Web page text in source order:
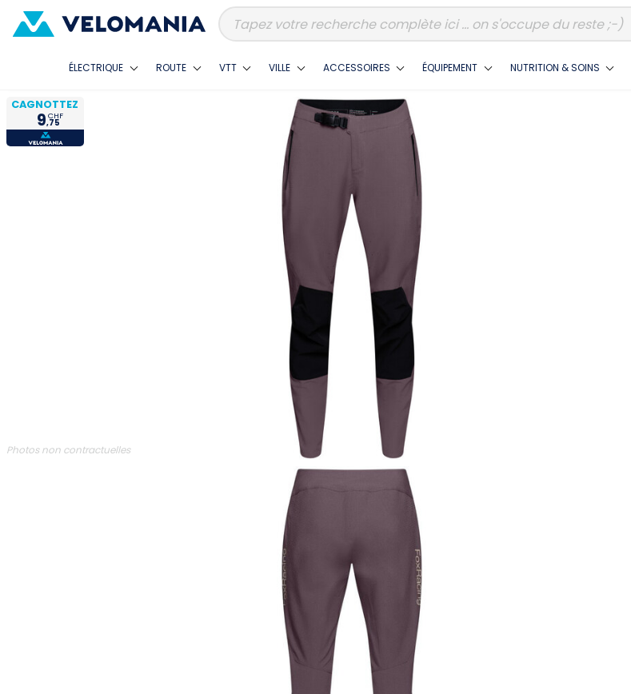
ÉLECTRIQUE ROUTE VTT VILLE ACCESSOIRES ÉQUIPEMENT NUTRITION & SOINS
CAGNOTTEZ
9,75
CHF
Photos non contractuelles